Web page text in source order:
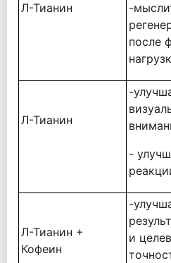
Л-Тианин
-
после
Л-Тианин
-
-
Л-Тианин +
Кофеин
-
и